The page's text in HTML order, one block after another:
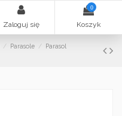
Zaloguj się
0
Koszyk
Parasole
Parasol